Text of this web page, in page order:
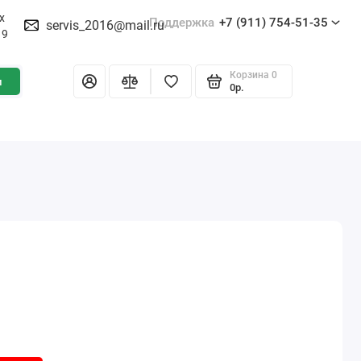
servis_2016@mail.ruПоддержка +7 (911) 754-51-35
Корзина 0
0р.